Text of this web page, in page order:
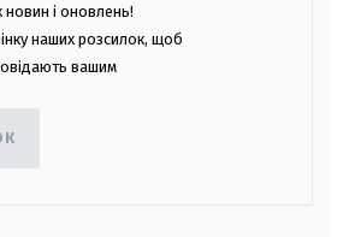
новин і оновлень!
наших розсилок, щоб
вашим